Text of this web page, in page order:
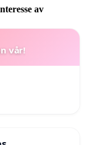
av
vår!